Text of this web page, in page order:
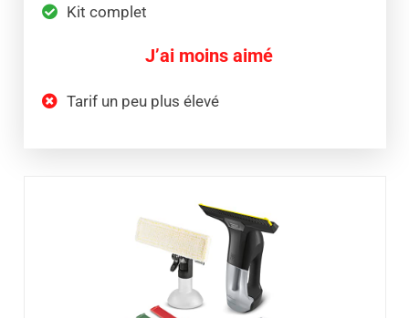
Kit complet
J’ai moins aimé
Tarif un peu plus élevé